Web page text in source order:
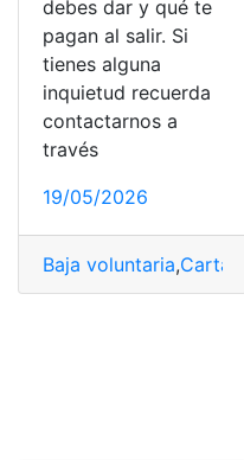
debes dar y qué te
pagan al salir. Si
tienes alguna
inquietud recuerda
contactarnos a
través
19/05/2026
Baja voluntaria,Carta